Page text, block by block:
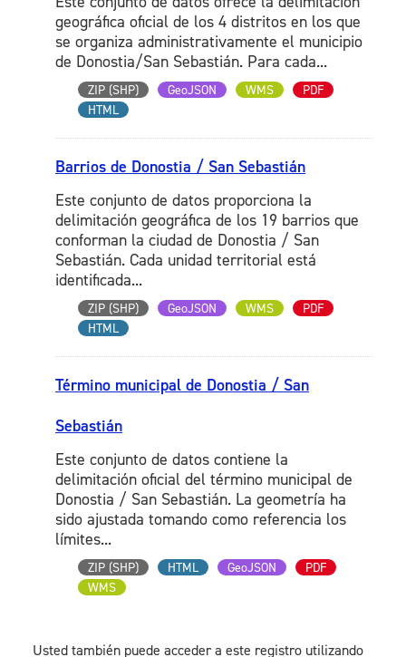
geográfica oficial de los 4 distritos en los que
se organiza administrativamente el municipio
de Donostia/San Sebastián. Para cada...
ZIP (SHP) GeoJSON WMS
PDF
HTML
Barrios de Donostia / San Sebastián
Este conjunto de datos proporciona la
delimitación geográfica de los 19 barrios que
conforman la ciudad de Donostia / San
Sebastián. Cada unidad territorial está
identificada...
ZIP (SHP) GeoJSON WMS
PDF
HTML
Término municipal de Donostia / San
Sebastián
Este conjunto de datos contiene la
delimitación oficial del término municipal de
Donostia / San Sebastián. La geometría ha
sido ajustada tomando como referencia los
límites...
ZIP (SHP) HTML GeoJSON
PDF
WMS
Usted también puede acceder a este registro utilizando